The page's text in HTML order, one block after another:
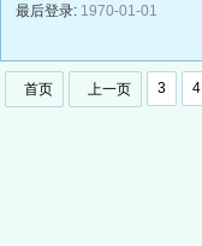
最后登录: 1970-01-01
首页 上一页 3 4